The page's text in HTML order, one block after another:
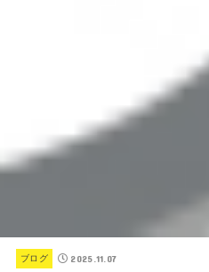
ブログ 2025.11.07